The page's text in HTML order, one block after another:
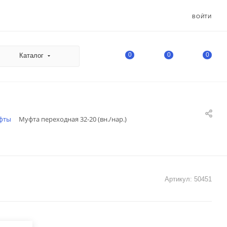
ВОЙТИ
Каталог 0 0 0
Муфта переходная 32-20 (вн./нар.)
Артикул: 50451